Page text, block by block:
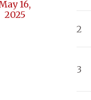
16,
2025